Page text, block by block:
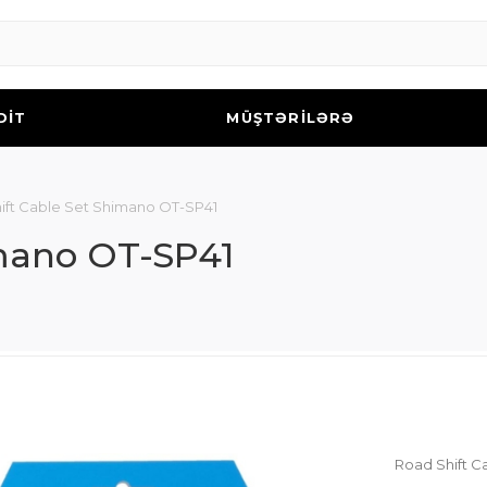
MÜŞTƏRİLƏRƏ
Cable Set Shimano OT-SP41
OT-SP41
Road Shift